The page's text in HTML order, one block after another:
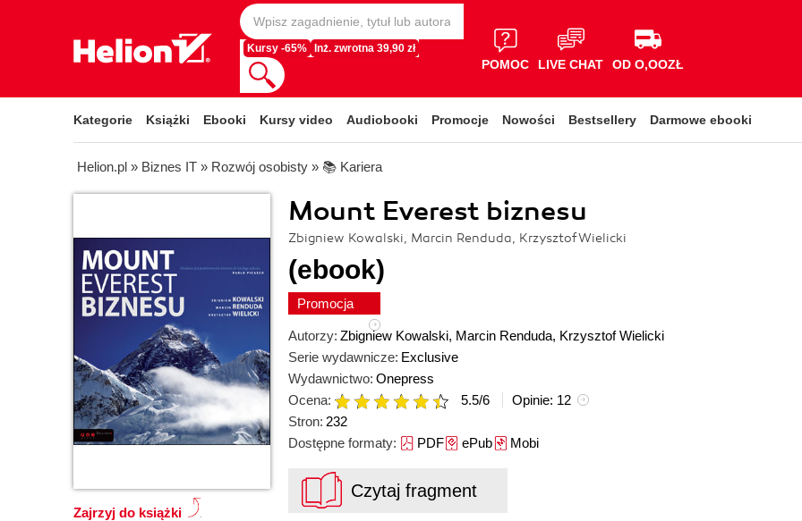
Kursy -65% Inż. zwrotna 39,90 zł
POMOC LIVE CHAT OD O,OOZŁ
Kategorie Książki Ebooki Kursy video Audiobooki Promocje Nowości Bestsellery Darmowe ebooki
Helion.pl » Biznes IT » Rozwój osobisty » 📚 Kariera
Mount Everest biznesu
Zbigniew Kowalski, Marcin Renduda, Krzysztof Wielicki
(ebook)
Promocja
Zajrzyj do książki
Autorzy: Zbigniew Kowalski, Marcin Renduda, Krzysztof Wielicki
Serie wydawnicze: Exclusive
Wydawnictwo: Onepress
Ocena:
5.5/6 Opinie: 12
Stron: 232
Dostępne formaty: PDFePubMobi
Czytaj fragment